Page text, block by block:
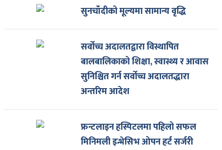
सुनचाँदीको मूल्यमा सामान्य वृद्धि
सर्वोच्च अदालतद्वारा विस्थापित
बालबालिकाको शिक्षा, स्वास्थ्य र आवास
सुनिश्चित गर्न सर्वोच्च अदालतद्धारा
अन्तरिम आदेश
फ्रन्टलाइन हस्पिटलमा पहिलो सफल
मिनिमली इन्भेसिभ ओपन हर्ट सर्जरी